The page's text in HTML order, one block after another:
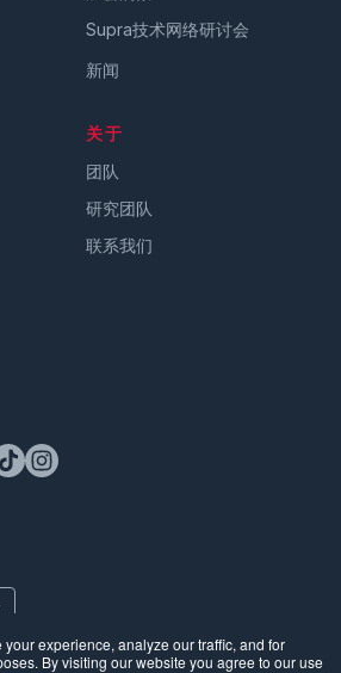
experience, analyze our traffic, and for
By visiting our website you agree to our use
Supra技术网络研讨会
新闻
关于
团队
研究团队
联系我们